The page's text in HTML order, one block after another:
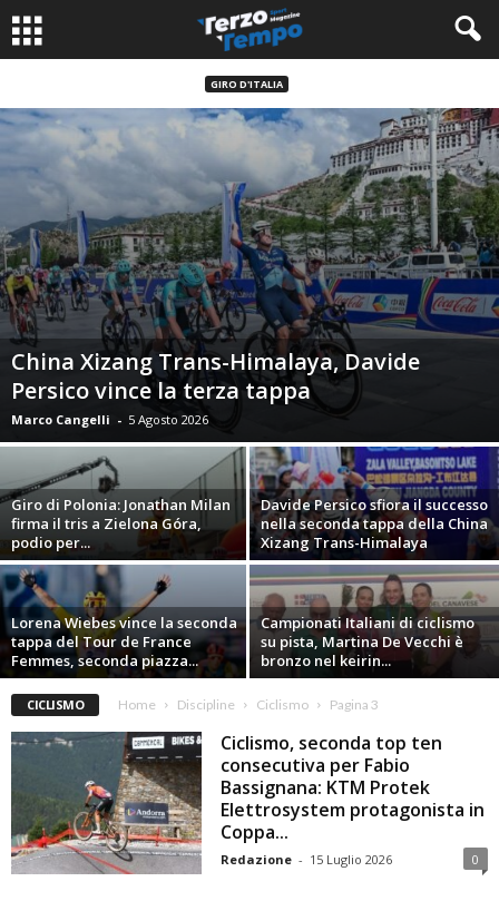
GIRO D'ITALIA
China Xizang Trans-Himalaya, Davide
Persico vince la terza tappa
Marco Cangelli - 5 Agosto 2026
Giro di Polonia: Jonathan Milan
firma il tris a Zielona Góra,
podio per...
Davide Persico sfiora il successo
nella seconda tappa della China
Xizang Trans-Himalaya
Lorena Wiebes vince la seconda
tappa del Tour de France
Femmes, seconda piazza...
Campionati Italiani di ciclismo
su pista, Martina De Vecchi è
bronzo nel keirin...
CICLISMO Home Discipline Ciclismo Pagina 3
Ciclismo, seconda top ten
consecutiva per Fabio
Bassignana: KTM Protek
Elettrosystem protagonista in
Coppa...
Redazione - 15 Luglio 2026 0